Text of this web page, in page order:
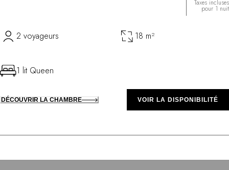
Taxes incluses
pour 1 nuit
2 voyageurs 18 m²
1 lit Queen
DÉCOUVRIR LA CHAMBRE VOIR LA DISPONIBILITÉ